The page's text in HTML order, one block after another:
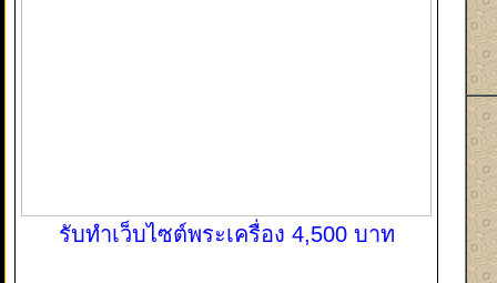
รับทำเว็บไซต์พระเครื่อง 4,500 บาท